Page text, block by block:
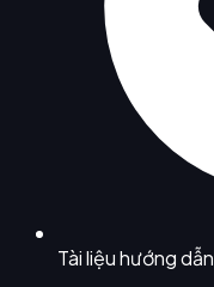
Tài liệu hướng dẫn